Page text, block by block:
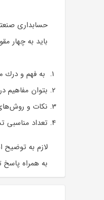
حسابداری
بايد به چهار
به فهم و
بتوان
نكات و
تعداد
لازم به توضيح است
به همراه